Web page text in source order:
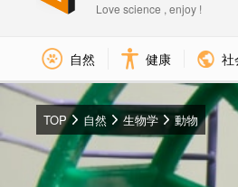
Love science , enjoy !
自然 健康 社
TOP 自然 生物学 動物